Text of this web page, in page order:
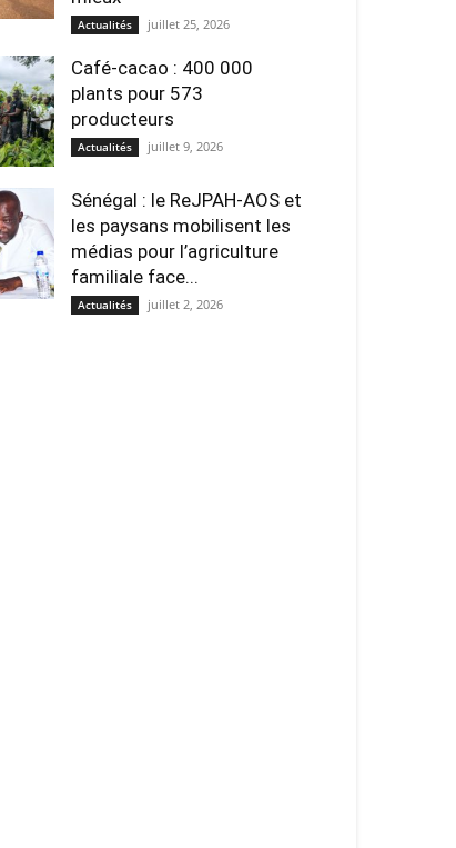
Actualités juillet 25, 2026
Café-cacao : 400 000
plants pour 573
producteurs
Actualités juillet 9, 2026
Sénégal : le ReJPAH-AOS et
les paysans mobilisent les
médias pour l’agriculture
familiale face...
Actualités juillet 2, 2026